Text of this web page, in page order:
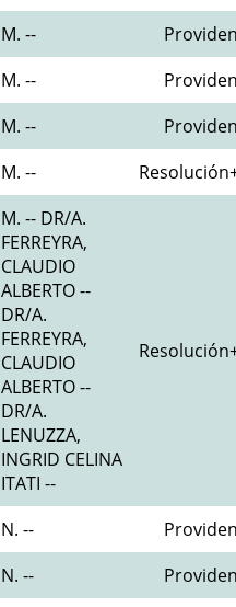
M. --
M. --
M. --
M. --
M. -- DR/A.
FERREYRA,
CLAUDIO
ALBERTO --
DR/A.
FERREYRA,
CLAUDIO
ALBERTO --
DR/A.
LENUZZA,
INGRID CELINA
ITATI --
N. --
N. --